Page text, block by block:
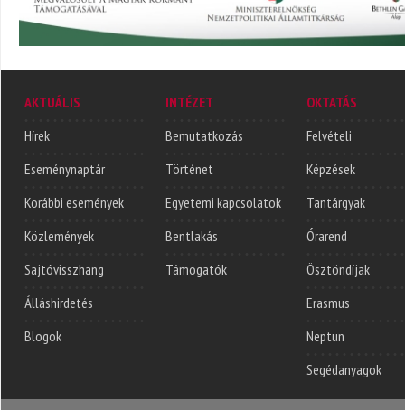
AKTUÁLIS
Hírek
Eseménynaptár
Korábbi események
Közlemények
Sajtóvisszhang
Álláshirdetés
Blogok
INTÉZET
Bemutatkozás
Történet
Egyetemi kapcsolatok
Bentlakás
Támogatók
OKTATÁS
Felvételi
Képzések
Tantárgyak
Órarend
Ösztöndíjak
Erasmus
Neptun
Segédanyagok